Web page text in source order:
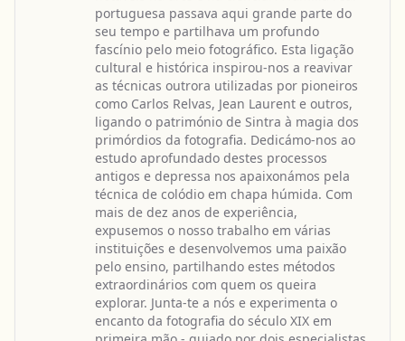
portuguesa passava aqui grande parte do
seu tempo e partilhava um profundo
fascínio pelo meio fotográfico. Esta ligação
cultural e histórica inspirou-nos a reavivar
as técnicas outrora utilizadas por pioneiros
como Carlos Relvas, Jean Laurent e outros,
ligando o património de Sintra à magia dos
primórdios da fotografia. Dedicámo-nos ao
estudo aprofundado destes processos
antigos e depressa nos apaixonámos pela
técnica de colódio em chapa húmida. Com
mais de dez anos de experiência,
expusemos o nosso trabalho em várias
instituições e desenvolvemos uma paixão
pelo ensino, partilhando estes métodos
extraordinários com quem os queira
explorar. Junta-te a nós e experimenta o
encanto da fotografia do século XIX em